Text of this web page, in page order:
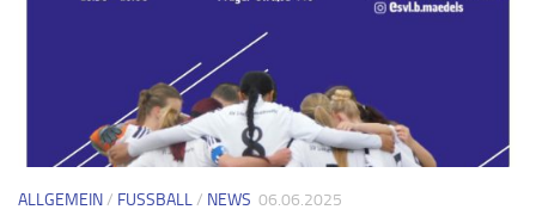
ALLGEMEIN/ FUSSBALL/ NEWS 06.06.2025